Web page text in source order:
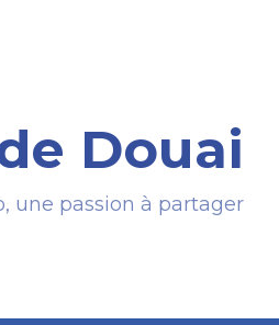
Douai
une passion à partager